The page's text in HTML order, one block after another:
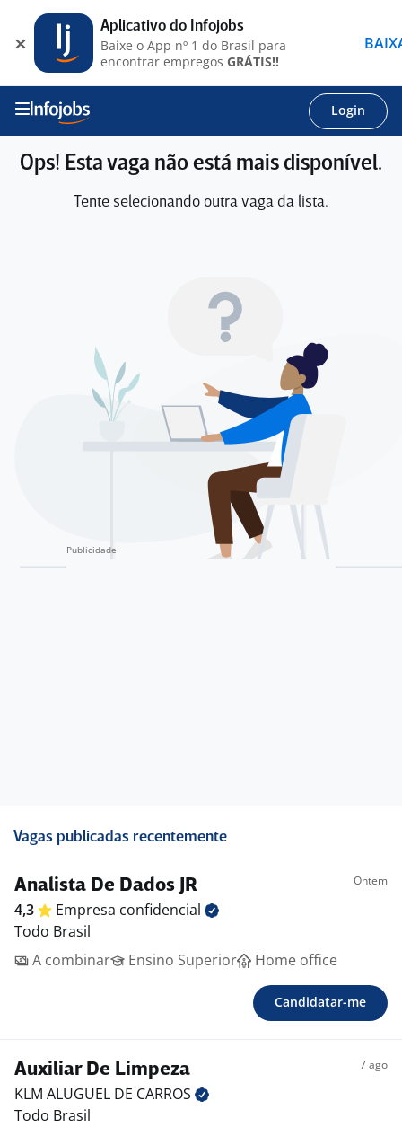
Login
Ops! Esta vaga não está mais disponível.
Tente selecionando outra vaga da lista.
Vagas publicadas recentemente
Analista De Dados JR Ontem
4,3 Empresa confidencial
Todo Brasil
A combinar
Ensino Superior Home office
Candidatar-me
Auxiliar De Limpeza 7 ago
KLM ALUGUEL DE CARROS
Todo Brasil
Aplicativo do Infojobs
Baixe o App nº 1 do Brasil para
encontrar empregos GRÁTIS!!